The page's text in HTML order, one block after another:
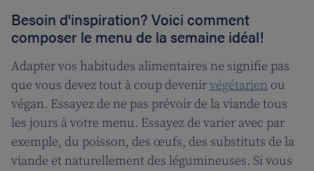
Besoin d'inspiration? Voici comment
composer le menu de la semaine idéal!
Adapter vos habitudes alimentaires ne signifie pas
que vous devez tout à coup devenirvégétarien ou
végan. Essayez de ne pas prévoir de la viande tous
les jours à votre menu. Essayez de varier avec par
exemple, du poisson, des œufs, des substituts de la
viande et naturellement des légumineuses. Si vous